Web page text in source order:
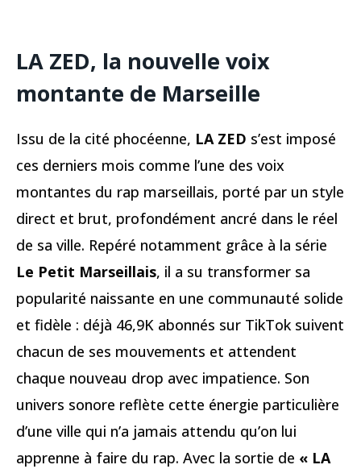
LA ZED, la nouvelle voix
montante de Marseille
Issu de la cité phocéenne, LA ZED s’est imposé
ces derniers mois comme l’une des voix
montantes du rap marseillais, porté par un style
direct et brut, profondément ancré dans le réel
de sa ville. Repéré notamment grâce à la série
Le Petit Marseillais, il a su transformer sa
popularité naissante en une communauté solide
et fidèle : déjà 46,9K abonnés sur TikTok suivent
chacun de ses mouvements et attendent
chaque nouveau drop avec impatience. Son
univers sonore reflète cette énergie particulière
d’une ville qui n’a jamais attendu qu’on lui
apprenne à faire du rap. Avec la sortie de « LA